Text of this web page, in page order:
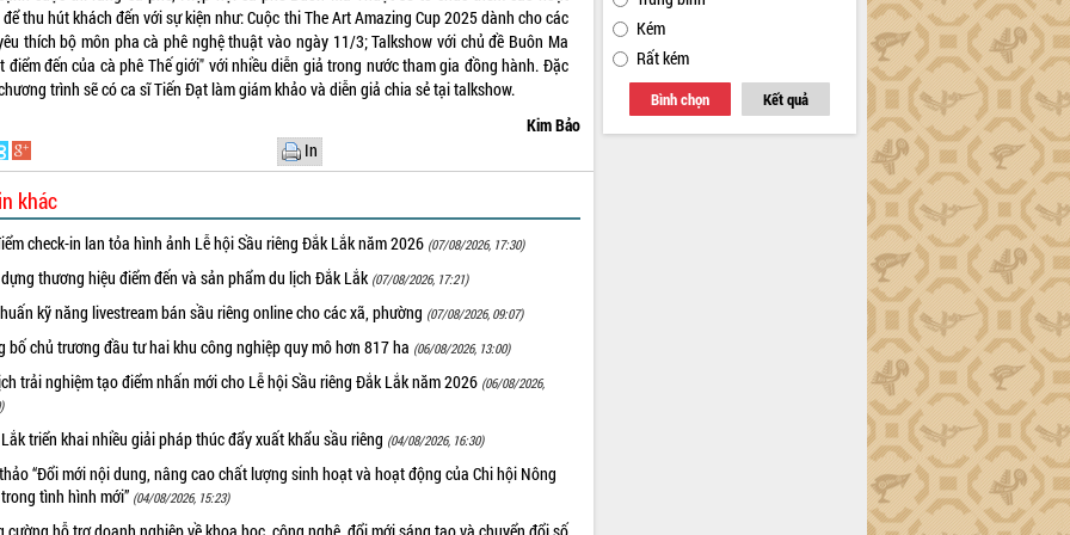
thu hút khách đến với sự kiện như: Cuộc thi The Art Amazing Cup 2025 dành cho các
thích bộ môn pha cà phê nghệ thuật vào ngày 11/3; Talkshow với chủ đề Buôn Ma
điểm đến của cà phê Thế giới" với nhiều diễn giả trong nước tham gia đồng hành. Đặc
trình sẽ có ca sĩ Tiến Đạt làm giám khảo và diễn giả chia sẻ tại talkshow.
Kim Bảo
In
khác
check-in lan tỏa hình ảnh Lễ hội Sầu riêng Đắk Lắk năm 2026 (07/08/2026, 17:30)
thương hiệu điểm đến và sản phẩm du lịch Đắk Lắk (07/08/2026, 17:21)
kỹ năng livestream bán sầu riêng online cho các xã, phường (07/08/2026, 09:07)
bố chủ trương đầu tư hai khu công nghiệp quy mô hơn 817 ha (06/08/2026, 13:00)
trải nghiệm tạo điểm nhấn mới cho Lễ hội Sầu riêng Đắk Lắk năm 2026 (06/08/2026,
triển khai nhiều giải pháp thúc đẩy xuất khẩu sầu riêng (04/08/2026, 16:30)
“Đổi mới nội dung, nâng cao chất lượng sinh hoạt và hoạt động của Chi hội Nông
tình hình mới” (04/08/2026, 15:23)
Kém
Rất kém
Bình chọn Kết quả